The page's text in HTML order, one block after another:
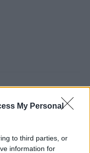
My Personal
to third parties, or
information for